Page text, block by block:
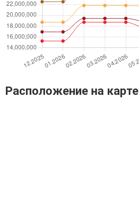
Расположение на карте